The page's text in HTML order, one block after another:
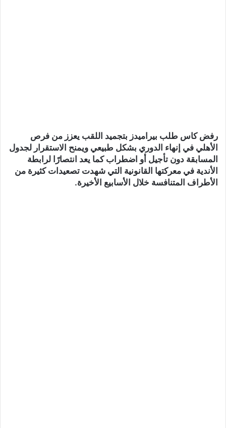
رفض كاس طلب بيراميدز بتجميد اللقب يعزز من فرص
الأهلي في إنهاء الدوري بشكل طبيعي ويمنح الاستقرار لجدول
المسابقة دون تأجيل أو اضطراب كما يعد انتصارًا لرابطة
الأندية في معركتها القانونية التي شهدت تصعيدات كثيرة من
الأطراف المتنافسة خلال الأسابيع الأخيرة.